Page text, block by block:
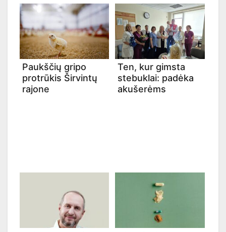
Paukščių gripo
protrūkis Širvintų
rajone
Ten, kur gimsta
stebuklai: padėka
akušerėms